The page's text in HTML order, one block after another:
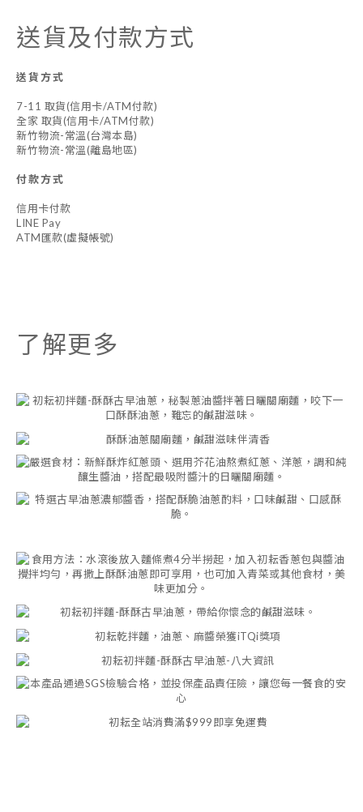
送貨及付款方式
送貨方式
7-11 取貨(信用卡/ATM付款)
全家 取貨(信用卡/ATM付款)
新竹物流-常溫(台灣本島)
新竹物流-常溫(離島地區)
付款方式
信用卡付款
LINE Pay
ATM匯款(虛擬帳號)
了解更多